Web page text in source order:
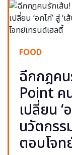
FOOD
ฉีกกฎค
Point ค
เปลี่ยน ‘
นวัตกรร
ตอบโจท